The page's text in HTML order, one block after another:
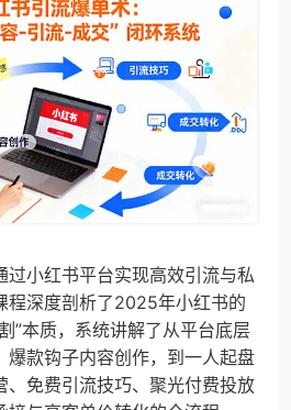
过小红书平台实现高效引流与私
程深度剖析了2025年小红书的
”本质，系统讲解了从平台底层
爆款钩子内容创作，到一人起盘
、免费引流技巧、聚光付费投放